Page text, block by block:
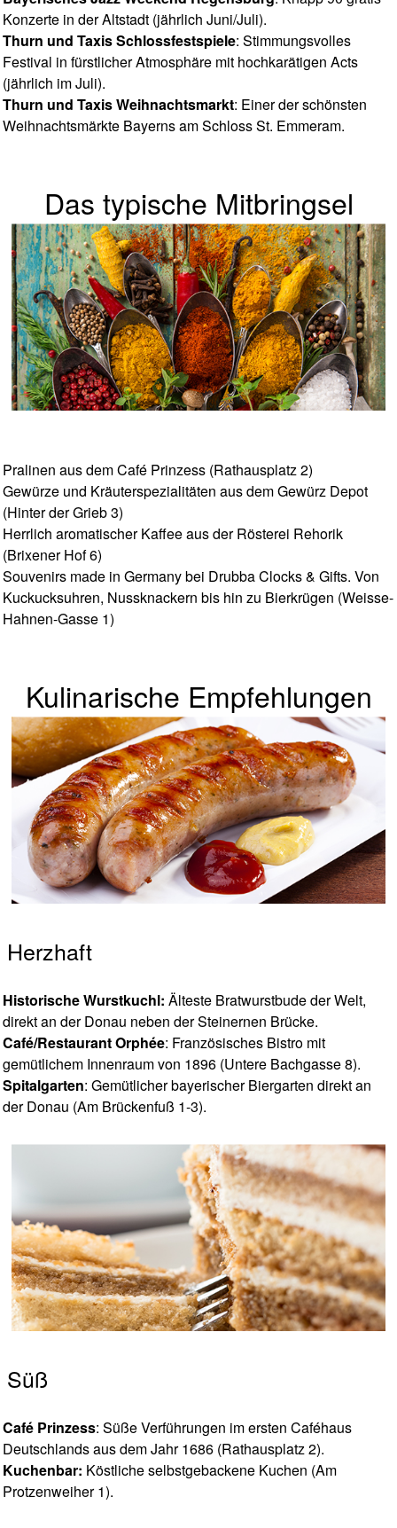
Konzerte in der Altstadt (jährlich Juni/Juli).
Thurn und Taxis Schlossfestspiele: Stimmungsvolles
Festival in fürstlicher Atmosphäre mit hochkarätigen Acts
(jährlich im Juli).
Thurn und Taxis Weihnachtsmarkt: Einer der schönsten
Weihnachtsmärkte Bayerns am Schloss St. Emmeram.
Das typische Mitbringsel
Pralinen aus dem Café Prinzess (Rathausplatz 2)
Gewürze und Kräuterspezialitäten aus dem Gewürz Depot
(Hinter der Grieb 3)
Herrlich aromatischer Kaffee aus der Rösterei Rehorik
(Brixener Hof 6)
Souvenirs made in Germany bei Drubba Clocks & Gifts. Von
Kuckucksuhren, Nussknackern bis hin zu Bierkrügen (Weisse-
Hahnen-Gasse 1)
Kulinarische Empfehlungen
Herzhaft
Historische Wurstkuchl: Älteste Bratwurstbude der Welt,
direkt an der Donau neben der Steinernen Brücke.
Café/Restaurant Orphée: Französisches Bistro mit
gemütlichem Innenraum von 1896 (Untere Bachgasse 8).
Spitalgarten: Gemütlicher bayerischer Biergarten direkt an
der Donau (Am Brückenfuß 1-3).
Süß
Café Prinzess: Süße Verführungen im ersten Caféhaus
Deutschlands aus dem Jahr 1686 (Rathausplatz 2).
Kuchenbar: Köstliche selbstgebackene Kuchen (Am
Protzenweiher 1).